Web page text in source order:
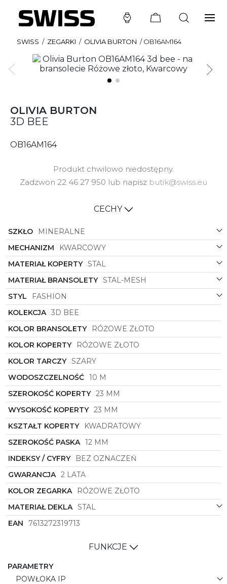
SWISS / ZEGARKI / OLIVIA BURTON /OB16AM164
OLIVIA BURTON
3D BEE
OB16AM164
Produkt chwilowo niedostępny.
Zadzwon 22 46 27 950 lub napisz butik@swiss.eu
CECHY
SZKŁO
MINERALNE
MECHANIZM
KWARCOWY
MATERIAŁ KOPERTY STAL
MATERIAŁ BRANSOLETY STAL-MESH
STYL
FASHION
KOLEKCJA 3D BEE
KOLOR BRANSOLETY
RÓŻOWE ZŁOTO
KOLOR KOPERTY
RÓŻOWE ZŁOTO
KOLOR TARCZY SZARY
WODOSZCZELNOŚĆ 10 M
SZEROKOŚĆ KOPERTY 23 MM
WYSOKOŚĆ KOPERTY 23 MM
KSZTAŁT KOPERTY
KWADRATOWY
SZEROKOŚĆ PASKA 12 MM
INDEKSY / CYFRY
BEZ OZNACZEŃ
GWARANCJA 2 LATA
KOLOR ZEGARKA
RÓŻOWE ZŁOTO
MATERIAŁ DEKLA STAL
EAN
7613272319713
FUNKCJE
PARAMETRY
POWŁOKA IP